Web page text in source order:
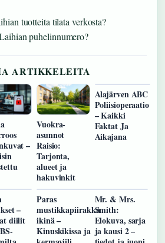
tuotteita tilata verkosta?
puhelinnumero?
ARTIKKELEITA
–
Vuokra-
asunnot
Raisio:
Tarjonta,
alueet ja
hakuvinkit
Alajärven ABC
Poliisioperaatio
– Kaikki
Faktat Ja
Aikajana
–
diilit
Paras
mustikkapiirakka
ikinä –
Kinuskikissa ja
Mr. & Mrs.
Smith:
Elokuva, sarja
ja kausi 2 –